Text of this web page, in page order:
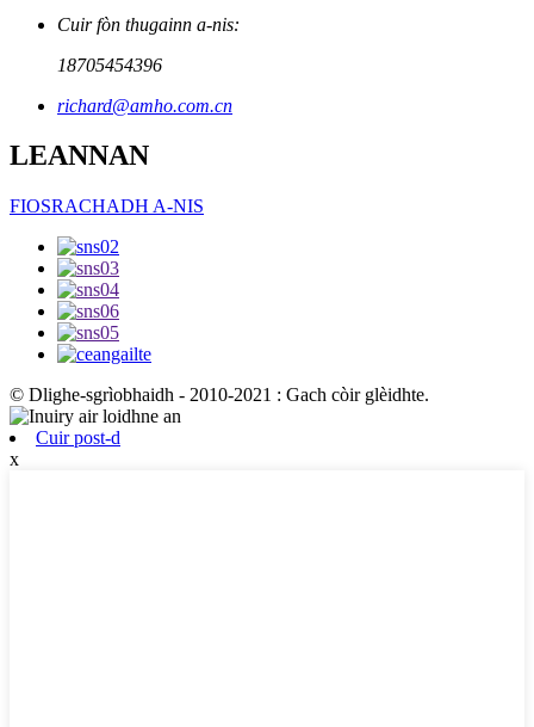
Cuir fòn thugainn a-nis:
18705454396
richard@amho.com.cn
LEANNAN
FIOSRACHADH A-NIS
© Dlighe-sgrìobhaidh - 2010-2021 : Gach còir glèidhte.
Cuir post-d
x